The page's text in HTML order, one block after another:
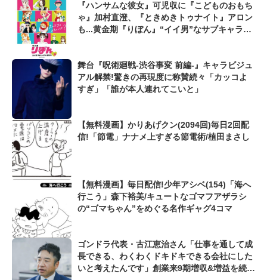
『ハンサムな彼女』可児収に『こどものおもち
ゃ』加村直澄、『ときめきトゥナイト』アロン
も...黄金期『りぼん』“イイ男”なサブキャラ男
舞台『呪術廻戦-渋谷事変 前編-』キャラビジュ
アル解禁!驚きの再現度に称賛続々「カッコよ
すぎ」「誰が本人連れてこいと」
【無料漫画】かりあげクン(2094回)毎日2回配
信!「節電」ナナメ上すぎる節電術/植田まさし
【無料漫画】毎日配信!少年アシベ(154)「海へ
行こう」森下裕美/キュートなゴマフアザラシ
の“ゴマちゃん”をめぐる名作ギャグ4コマ
ゴンドラ代表・古江恵治さん「仕事を通して成
長できる、わくわくドキドキできる会社にした
いと考えたんです」創業来9期増収&増益を続け